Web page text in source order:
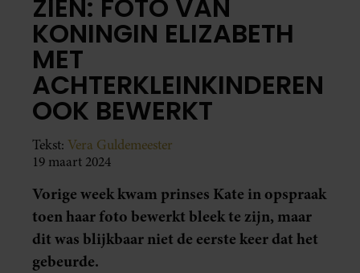
ZIEN: FOTO VAN
KONINGIN ELIZABETH
MET
ACHTERKLEINKINDEREN
OOK BEWERKT
Tekst: Vera Guldemeester
19 maart 2024
Vorige week kwam prinses Kate in opspraak
toen haar foto bewerkt bleek te zijn, maar
dit was blijkbaar niet de eerste keer dat het
gebeurde.